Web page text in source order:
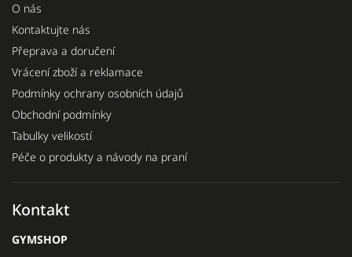
O nás
Kontaktujte nás
Přeprava a doručení
Vrácení zboží a reklamace
Podmínky ochrany osobních údajů
Obchodní podmínky
Tabulky velikostí
Péče o produkty a návody na praní
Kontakt
GYMSHOP